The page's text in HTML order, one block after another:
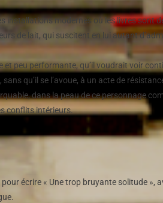
installations modernes où les livres sont
de lait, qui suscitent en lui autant
et peu performante, qu’il voudrait voir
qu’il se l’avoue, à un acte de
dans la peau de ce personnage
conflits intérieurs.
écrire « Une trop bruyante solitude »,